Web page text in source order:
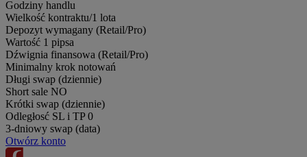
Godziny handlu
Wielkość kontraktu/1 lota
Depozyt wymagany (Retail/Pro)
Wartość 1 pipsa
Dźwignia finansowa (Retail/Pro)
Minimalny krok notowań
Długi swap (dziennie)
Short sale NO
Krótki swap (dziennie)
Odległosć SL i TP 0
3-dniowy swap (data)
Otwórz konto